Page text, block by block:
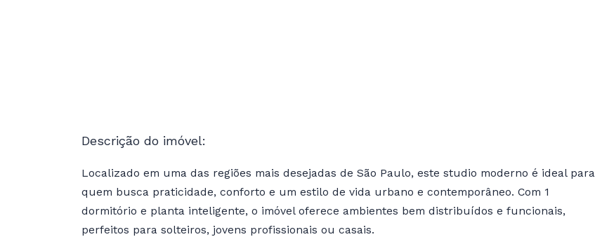
Descrição do imóvel:
Localizado em uma das regiões mais desejadas de São Paulo, este studio moderno é ideal para
quem busca praticidade, conforto e um estilo de vida urbano e contemporâneo. Com 1
dormitório e planta inteligente, o imóvel oferece ambientes bem distribuídos e funcionais,
perfeitos para solteiros, jovens profissionais ou casais.